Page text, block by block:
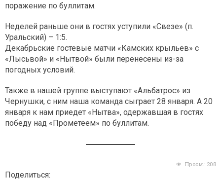
поражение по буллитам.
Неделей раньше они в гостях уступили «Свезе» (п.
Уральский) – 1:5.
Декабрьские гостевые матчи «Камских крыльев» с
«Лысьвой» и «Нытвой» были перенесены из-за
погодных условий.
Также в нашей группе выступают «Альбатрос» из
Чернушки, с ним наша команда сыграет 28 января. А 20
января к нам приедет «Нытва», одержавшая в гостях
победу над «Прометеем» по буллитам.
Просм.: 208
Поделиться: